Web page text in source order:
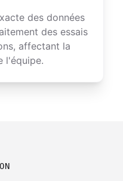
des données
des essais
affectant la
l'équipe.